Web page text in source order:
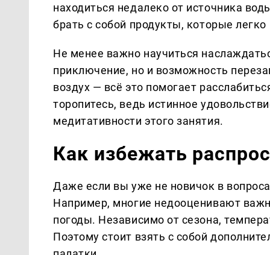
находиться недалеко от источника
брать с собой продукты, которые легко
Не менее важно научиться
приключение, но и возможность
воздух — всё это помогает
торопитесь, ведь истинное
медитативности этого занятия.
Как избежать
Даже если вы уже не новичок в
Например, многие недооценивают
погоды. Независимо от сезона,
Поэтому стоит взять с собой